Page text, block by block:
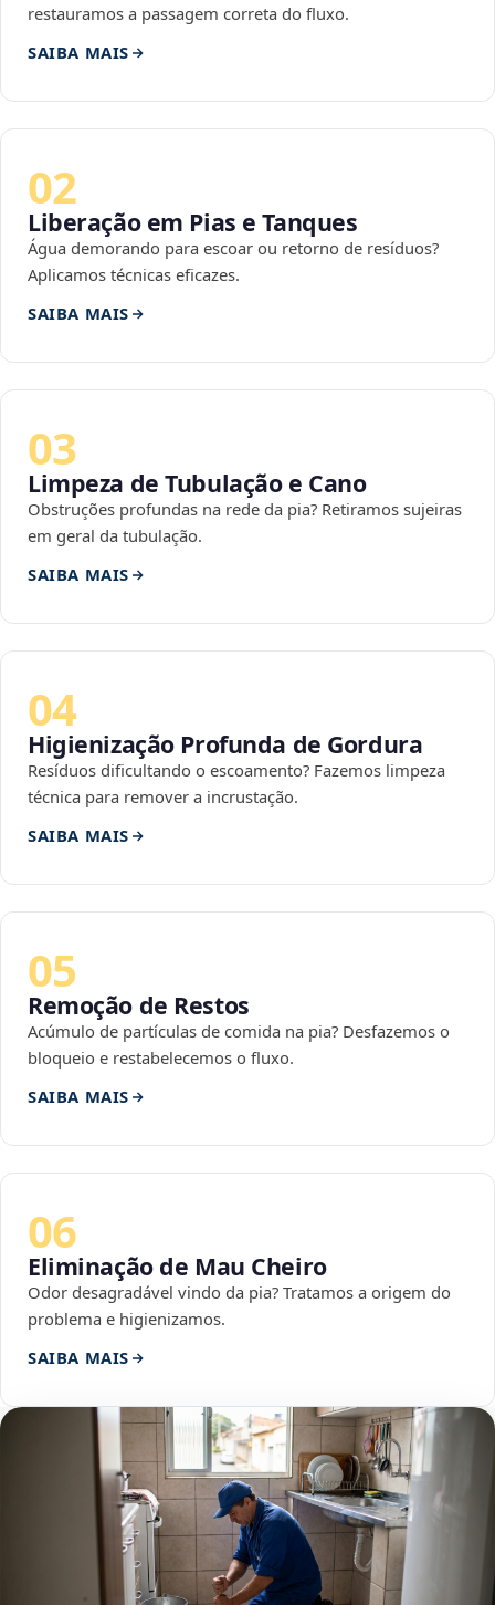
restauramos a passagem correta do fluxo.
SAIBA MAIS
02
Liberação em Pias e Tanques
Água demorando para escoar ou retorno de resíduos?
Aplicamos técnicas eficazes.
SAIBA MAIS
03
Limpeza de Tubulação e Cano
Obstruções profundas na rede da pia? Retiramos sujeiras
em geral da tubulação.
SAIBA MAIS
04
Higienização Profunda de Gordura
Resíduos dificultando o escoamento? Fazemos limpeza
técnica para remover a incrustação.
SAIBA MAIS
05
Remoção de Restos
Acúmulo de partículas de comida na pia? Desfazemos o
bloqueio e restabelecemos o fluxo.
SAIBA MAIS
06
Eliminação de Mau Cheiro
Odor desagradável vindo da pia? Tratamos a origem do
problema e higienizamos.
SAIBA MAIS